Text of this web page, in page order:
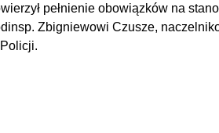
pełnienie obowiązków na
Zbigniewowi Czusze,